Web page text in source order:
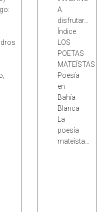
A
disfrutar…
Índice
LOS
POETAS
MATEÍSTAS
Poesía
en
Bahía
Blanca
La
poesía
mateísta…